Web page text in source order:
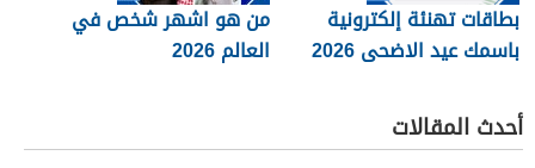
بطاقات تهنئة إلكترونية
باسمك عيد الاضحى 2026
من هو اشهر شخص في
العالم 2026
أحدث المقالات